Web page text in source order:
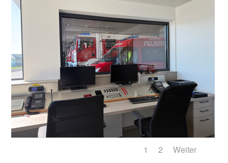
1 2 Weiter